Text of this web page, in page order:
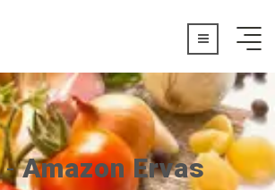
-Amazon Ervas